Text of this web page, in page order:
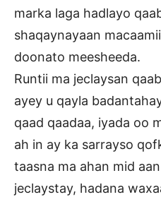
marka laga hadlayo
shaqaynayaan
doonato meesheeda.
Runtii ma jeclaysan
ayey u qayla
qaad qaadaa, iyada oo
ah in ay ka sarrayso
taasna ma ahan mid
jeclaystay, hadana